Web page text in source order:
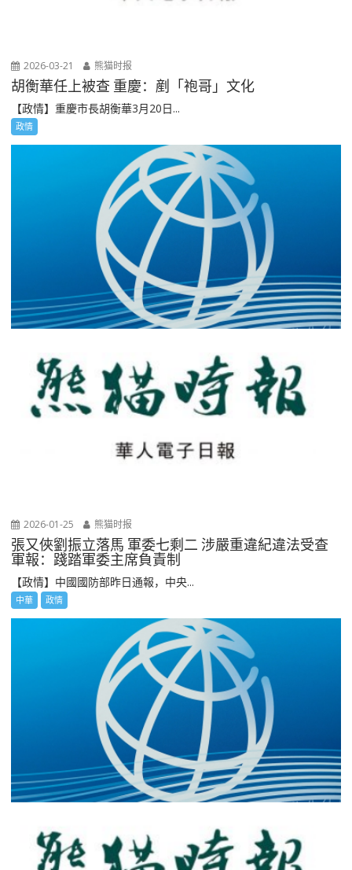
2026-03-21 熊猫时报
胡衡華任上被查 重慶：剷「袍哥」文化
【政情】重慶市長胡衡華3月20日...
政情
2026-01-25 熊猫时报
張又俠劉振立落馬 軍委七剩二 涉嚴重違紀違法受查
軍報：踐踏軍委主席負責制
【政情】中國國防部昨日通報，中央...
中華 政情